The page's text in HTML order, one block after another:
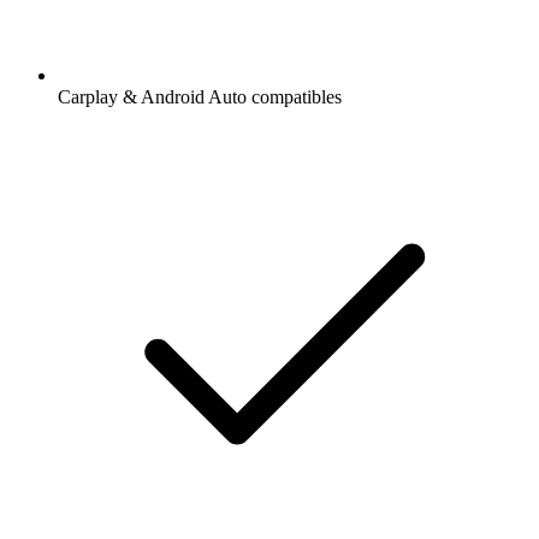
Carplay & Android Auto compatibles